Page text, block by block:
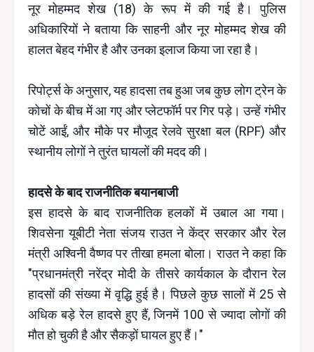
नूर मोहम्मद शेख (18) के रूप में की गई है। पुलिस
अधिकारियों ने बताया कि साहनी और नूर मोहम्मद शेख की
हालत बेहद गंभीर है और उनका इलाज किया जा रहा है।
रिपोर्ट्स के अनुसार, यह हादसा तब हुआ जब कुछ लोग ट्रेन के
कोचों के बीच में आ गए और प्लेटफॉर्म पर गिर पड़े। उन्हें गंभीर
चोटें आईं, और मौके पर मौजूद रेलवे सुरक्षा बल (RPF) और
स्थानीय लोगों ने तुरंत घायलों की मदद की।
हादसे के बाद राजनीतिक बयानबाजी
इस हादसे के बाद राजनीतिक हलकों में उबाल आ गया।
शिवसेना यूबीटी नेता संजय राउत ने केंद्र सरकार और रेल
मंत्री अश्विनी वैष्णव पर तीखा हमला बोला। राउत ने कहा कि
"प्रधानमंत्री नरेंद्र मोदी के तीसरे कार्यकाल के दौरान रेल
हादसों की संख्या में वृद्धि हुई है। पिछले कुछ सालों में 25 से
अधिक बड़े रेल हादसे हुए हैं, जिनमें 100 से ज्यादा लोगों की
मौत हो चुकी है और सैकड़ों घायल हुए हैं।"